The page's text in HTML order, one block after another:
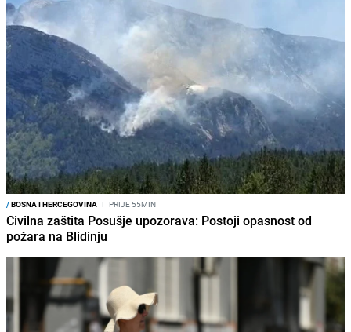
/BOSNA I HERCEGOVINA I PRIJE 55MIN
Civilna zaštita Posušje upozorava: Postoji opasnost od
požara na Blidinju